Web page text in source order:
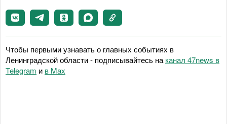
Чтобы первыми узнавать о главных событиях в
Ленинградской области - подписывайтесь на канал 47news в
Telegram и в Maх